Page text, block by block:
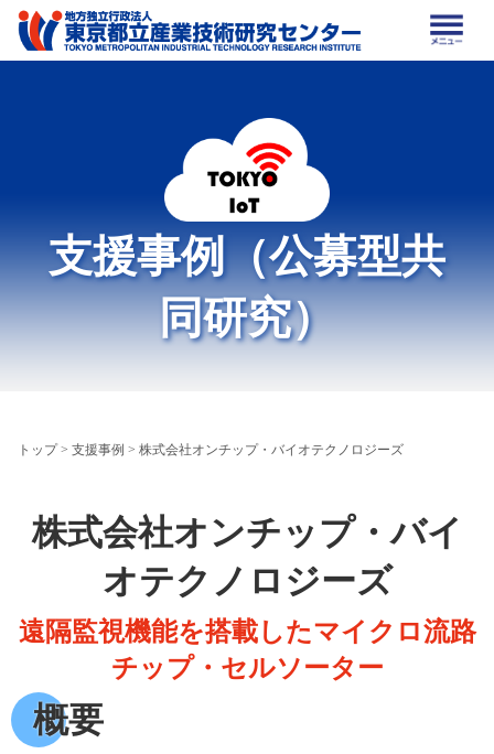
支援事例（公募型共
同研究）
トップ> 支援事例 > 株式会社オンチップ・バイオテクノロジーズ
株式会社オンチップ・バイ
オテクノロジーズ
遠隔監視機能を搭載したマイクロ流路
チップ・セルソーター
概要